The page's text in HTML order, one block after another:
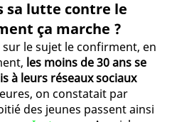
sa lutte contre le
ça marche ?
le sujet le confirment, en
les moins de 30 ans se
à leurs réseaux sociaux
on constatait par
des jeunes passent ainsi